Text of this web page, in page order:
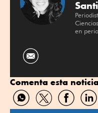
en
Comenta esta noticia
Compartir
por
Compartir
por
Compartir
por